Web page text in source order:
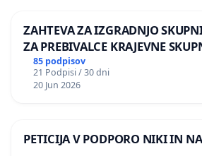
doc. mag. Zora Stančič
Damjan Kozole
prof. dr. Apolonija Šušteršič
Andrej Rozman Roza
ZAHTEVA ZA IZGRADNJO
ZA PREBIVALCE KRAJEVNE
PRESTRANEK
85 podpisov
21 Podpisi / 30 dni
20 Jun 2026
PETICIJA V PODPORO NIKI IN